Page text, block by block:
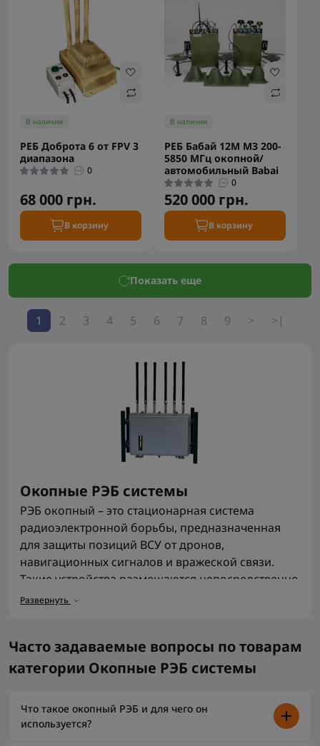
В наличии
РЕБ Доброта 6 от FPV 3
диапазона
0
68 000 грн.
В корзину
В наличии
РЕБ Бабай 12М МЗ 200-
5850 МГц окопной/
автомобильный Babai
0
520 000 грн.
В корзину
Показать еще
1 2 3 4 5 6 7 8 9 > >|
Окопные РЭБ системы
РЭБ окопный – это стационарная система
радиоэлектронной борьбы, предназначенная
для защиты позиций ВСУ от дронов,
навигационных сигналов и вражеской связи.
Такие устройства размещаются непосредственно
в окопах, блиндажах, наблюдательных пунктах
Главная задача окопного РЭБ – создать активную
зону защиты вокруг позиции. Устройство:
блокирует передачу данных между дронами и
операторами;
Развернуть
Часто задаваемые вопросы по товарам
категории Окопные РЭБ системы
Что такое окопный РЭБ и для чего он
используется?